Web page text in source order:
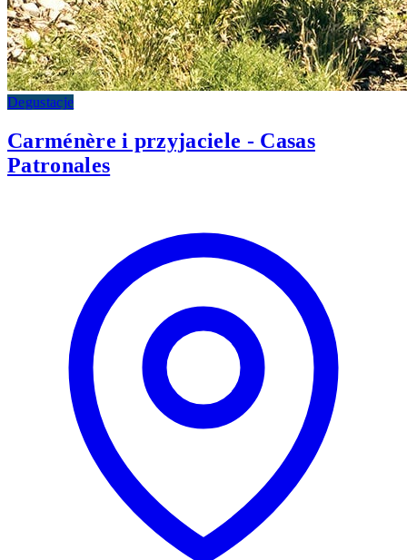
Degustacje
Carménère i przyjaciele - Casas
Patronales